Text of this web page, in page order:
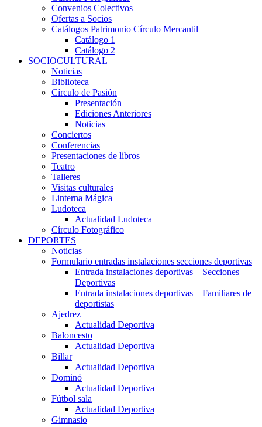
Convenios Colectivos
Ofertas a Socios
Catálogos Patrimonio Círculo Mercantil
Catálogo 1
Catálogo 2
SOCIOCULTURAL
Noticias
Biblioteca
Círculo de Pasión
Presentación
Ediciones Anteriores
Noticias
Conciertos
Conferencias
Presentaciones de libros
Teatro
Talleres
Visitas culturales
Linterna Mágica
Ludoteca
Actualidad Ludoteca
Círculo Fotográfico
DEPORTES
Noticias
Formulario entradas instalaciones secciones deportivas
Entrada instalaciones deportivas – Secciones
Deportivas
Entrada instalaciones deportivas – Familiares de
deportistas
Ajedrez
Actualidad Deportiva
Baloncesto
Actualidad Deportiva
Billar
Actualidad Deportiva
Dominó
Actualidad Deportiva
Fútbol sala
Actualidad Deportiva
Gimnasio